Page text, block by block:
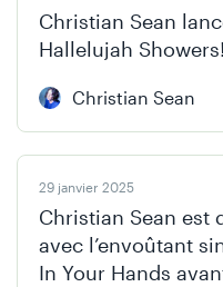
Christian Sean
Hallelujah Showers!
Christian Sean
29 janvier 2025
Christian Sean est
avec l’envoûtant
In Your Hands